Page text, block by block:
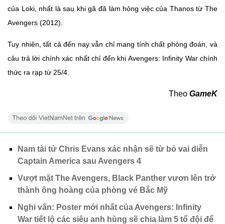
của Loki, nhất là sau khi gã đã làm hỏng việc của Thanos từ The
Avengers (2012).
Tuy nhiên, tất cả đến nay vẫn chỉ mang tính chất phỏng đoán, và
câu trả lời chính xác nhất chỉ đến khi Avengers: Infinity War chính
thức ra rạp từ 25/4.
Theo GameK
Nam tài tử Chris Evans xác nhận sẽ từ bỏ vai diễn
Captain America sau Avengers 4
Vượt mặt The Avengers, Black Panther vươn lên trở
thành ông hoàng của phòng vé Bắc Mỹ
Nghi vấn: Poster mới nhất của Avengers: Infinity
War tiết lộ các siêu anh hùng sẽ chia làm 5 tổ đội để